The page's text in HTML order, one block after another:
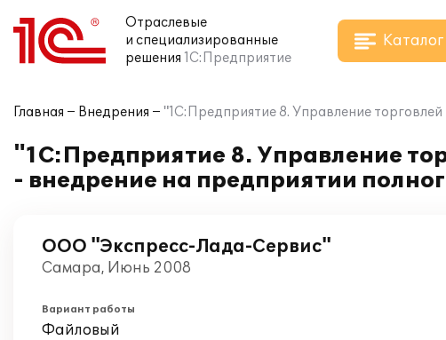
Отраслевые
и специализированные
решения 1С:Предприятие
Каталог
Главная Внедрения "1С:Предприятие 8. Управление
"1С:Предприятие 8. Управление
- внедрение на предприятии
ООО "Экспресс-Лада-Сервис"
Самара, Июнь 2008
Вариант работы
Файловый